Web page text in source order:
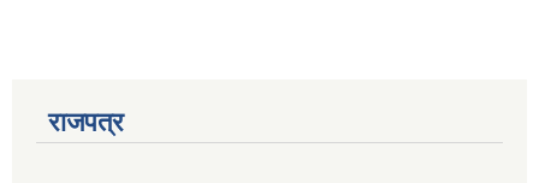
राजपत्र